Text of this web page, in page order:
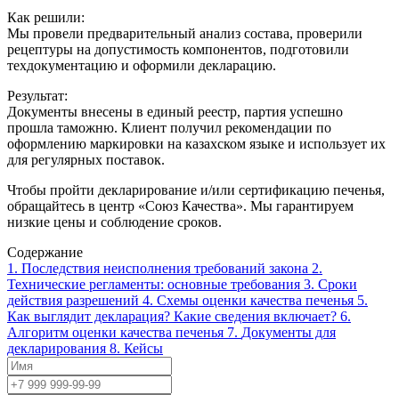
Как решили:
Мы провели предварительный анализ состава, проверили
рецептуры на допустимость компонентов, подготовили
техдокументацию и оформили декларацию.
Результат:
Документы внесены в единый реестр, партия успешно
прошла таможню. Клиент получил рекомендации по
оформлению маркировки на казахском языке и использует их
для регулярных поставок.
Чтобы пройти декларирование и/или сертификацию печенья,
обращайтесь в центр «Союз Качества». Мы гарантируем
низкие цены и соблюдение сроков.
Содержание
1. Последствия неисполнения требований закона 2.
Технические регламенты: основные требования 3. Сроки
действия разрешений 4. Схемы оценки качества печенья 5.
Как выглядит декларация? Какие сведения включает? 6.
Алгоритм оценки качества печенья 7. Документы для
декларирования 8. Кейсы